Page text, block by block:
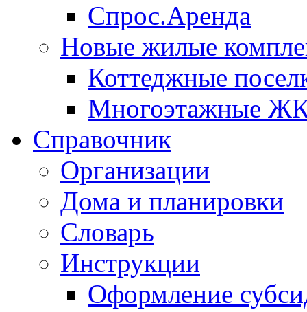
Спрос.Аренда
Новые жилые
Коттеджные
Многоэтажные
Справочник
Организации
Дома и планировки
Словарь
Инструкции
Оформление